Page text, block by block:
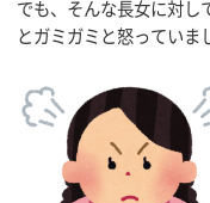
でも、そんな長女に対し
とガミガミと怒っていま